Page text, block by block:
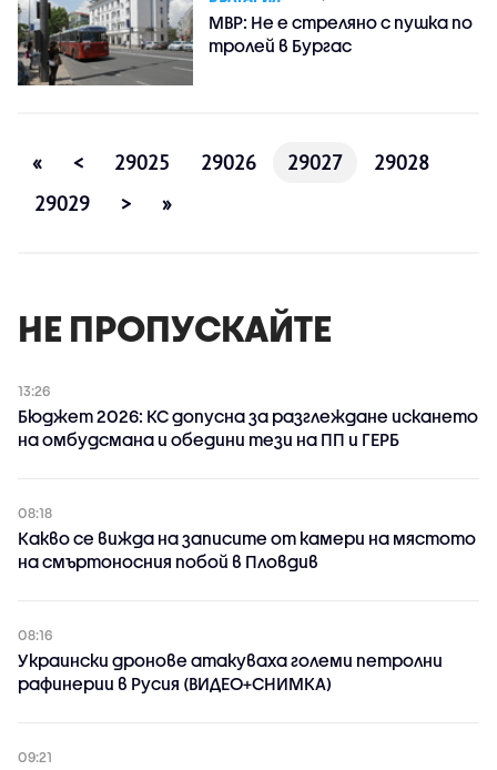
МВР: Не е стреляно с пушка по
тролей в Бургас
« < 29025 29026 29027
29028
29029
> »
НЕ ПРОПУСКАЙТЕ
13:26
Бюджет 2026: КС допусна за разглеждане искането
на омбудсмана и обедини тези на ПП и ГЕРБ
08:18
Какво се вижда на записите от камери на мястото
на смъртоносния побой в Пловдив
08:16
Украински дронове атакуваха големи петролни
рафинерии в Русия (ВИДЕО+СНИМКА)
09:21